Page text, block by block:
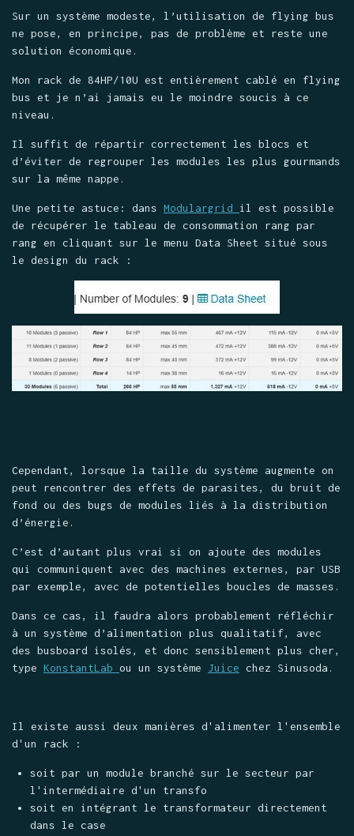
Sur un système modeste, l’utilisation de flying bus
ne pose, en principe, pas de problème et reste une
solution économique.
Mon rack de 84HP/10U est entièrement cablé en flying
bus et je n’ai jamais eu le moindre soucis à ce
niveau.
Il suffit de répartir correctement les blocs et
d’éviter de regrouper les modules les plus gourmands
sur la même nappe.
Une petite astuce: dans Modulargrid il est possible
de récupérer le tableau de consommation rang par
rang en cliquant sur le menu Data Sheet situé sous
le design du rack :
Cependant, lorsque la taille du système augmente on
peut rencontrer des effets de parasites, du bruit de
fond ou des bugs de modules liés à la distribution
d’énergie.
C’est d’autant plus vrai si on ajoute des modules
qui communiquent avec des machines externes, par USB
par exemple, avec de potentielles boucles de masses.
Dans ce cas, il faudra alors probablement réfléchir
à un système d’alimentation plus qualitatif, avec
des busboard isolés, et donc sensiblement plus cher,
type KonstantLab ou un système Juice chez Sinusoda.
Il existe aussi deux manières d'alimenter l'ensemble
d'un rack :
soit par un module branché sur le secteur par
l'intermédiaire d'un transfo
soit en intégrant le transformateur directement
dans le case